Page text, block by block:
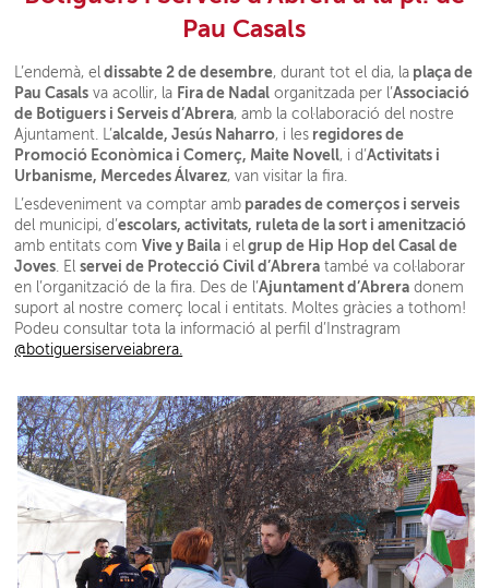
Pau Casals
L’endemà, el dissabte 2 de desembre, durant tot el dia, la plaça de
Pau Casals va acollir, la Fira de Nadal organitzada per l’Associació
de Botiguers i Serveis d’Abrera, amb la col·laboració del nostre
Ajuntament. L’alcalde, Jesús Naharro, i les regidores de
Promoció Econòmica i Comerç, Maite Novell, i d’Activitats i
Urbanisme, Mercedes Álvarez, van visitar la fira.
L’esdeveniment va comptar amb parades de comerços i serveis
del municipi, d’escolars, activitats, ruleta de la sort i amenització
amb entitats comVive y Baila i el grup de Hip Hop del Casal de
Joves. Elservei de Protecció Civil d’Abrera també va col·laborar
en l’organització de la fira. Des de l’Ajuntament d’Abrera donem
suport al nostre comerç local i entitats. Moltes gràcies a tothom!
Podeu consultar tota la informació al perfil d’Instragram
@botiguersiserveiabrera.